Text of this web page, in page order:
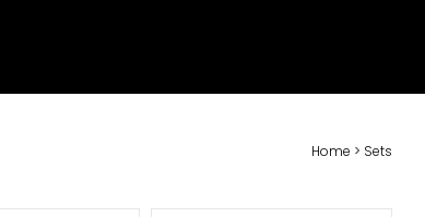
Home > Sets